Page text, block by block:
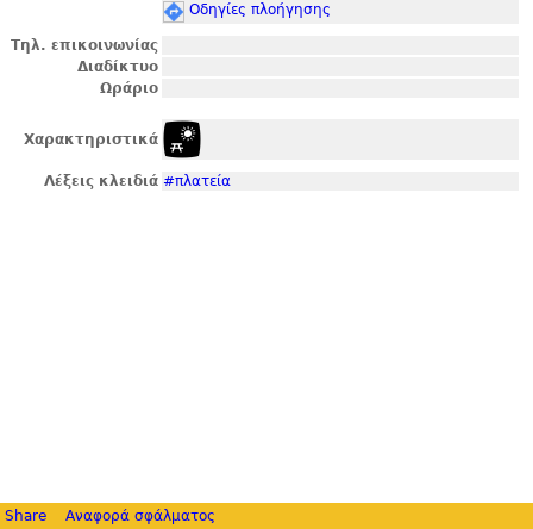
Οδηγίες πλοήγησης
Τηλ. επικοινωνίας
Διαδίκτυο
Ωράριο
Χαρακτηριστικά
Λέξεις κλειδιά #πλατεία
Share Αναφορά σφάλματος